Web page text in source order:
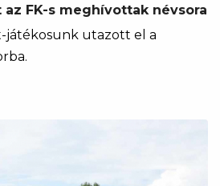
FK-s meghívottak névsora
játékosunk utazott el a